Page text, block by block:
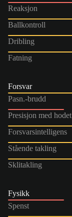
Reaksjon
Ballkontroll
Dribling
Fatning
Forsvar
Pasn.-brudd
Presisjon med hodet
Forsvarsintelligens
Stående takling
Sklitakling
Fysikk
Spenst